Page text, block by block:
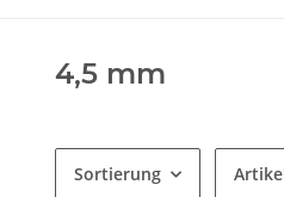
4,5 mm
Sortierung